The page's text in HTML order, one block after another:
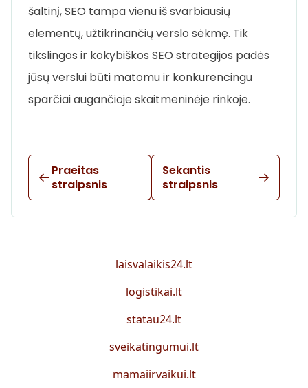
šaltinį, SEO tampa vienu iš svarbiausių
elementų, užtikrinančių verslo sėkmę. Tik
tikslingos ir kokybiškos SEO strategijos padės
jūsų verslui būti matomu ir konkurencingu
sparčiai augančioje skaitmeninėje rinkoje.
Praeitas
straipsnis
Sekantis
straipsnis
laisvalaikis24.lt
logistikai.lt
statau24.lt
sveikatingumui.lt
mamaiirvaikui.lt